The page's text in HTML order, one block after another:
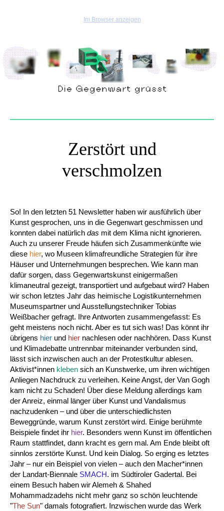
Im Browser anzeigen
Zerstört und
verschmolzen
So! In den letzten 51 Newsletter haben wir ausführlich über
Kunst gesprochen, uns in die Gegenwart geschmissen und
konnten dabei natürlich das mit dem Klima nicht ignorieren.
Auch zu unserer Freude häufen sich Zusammenkünfte wie
diese hier, wo Museen klimafreundliche Strategien für ihre
Häuser und Unternehmungen besprechen. Wie kann man
dafür sorgen, dass Gegenwartskunst einigermaßen
klimaneutral gezeigt, transportiert und aufgebaut wird? Haben
wir schon letztes Jahr das heimische Logistikunternehmen
Museumspartner und Ausstellungstechniker Tobias
Weißbacher gefragt. Ihre Antworten zusammengefasst: Es
geht meistens noch nicht. Aber es tut sich was! Das könnt ihr
übrigens hier und hier nachlesen oder nachhören. Dass Kunst
und Klimadebatte untrennbar miteinander verbunden sind,
lässt sich inzwischen auch an der Protestkultur ablesen.
Aktivist*innen kleben sich an Kunstwerke, um ihren wichtigen
Anliegen Nachdruck zu verleihen. Keine Angst, der Van Gogh
kam nicht zu Schaden! Über diese Meldung allerdings kam
der Anreiz, einmal länger über Kunst und Vandalismus
nachzudenken – und über die unterschiedlichsten
Beweggründe, warum Kunst zerstört wird. Einige berühmte
Beispiele findet ihr hier. Besonders wenn Kunst im öffentlichen
Raum stattfindet, dann kracht es gern mal. Am Ende bleibt oft
sinnlos zerstörte Kunst. Und kein Dialog. So erging es letztes
Jahr – nur ein Beispiel von vielen – auch den Macher*innen
der Landart-Biennale SMACH. im Südtiroler Gadertal. Bei
einem Besuch haben wir Alemeh & Shahed
Mohammadzadehs nicht mehr ganz so schön leuchtende
"The Sun" damals fotografiert. Inzwischen wurde das Werk